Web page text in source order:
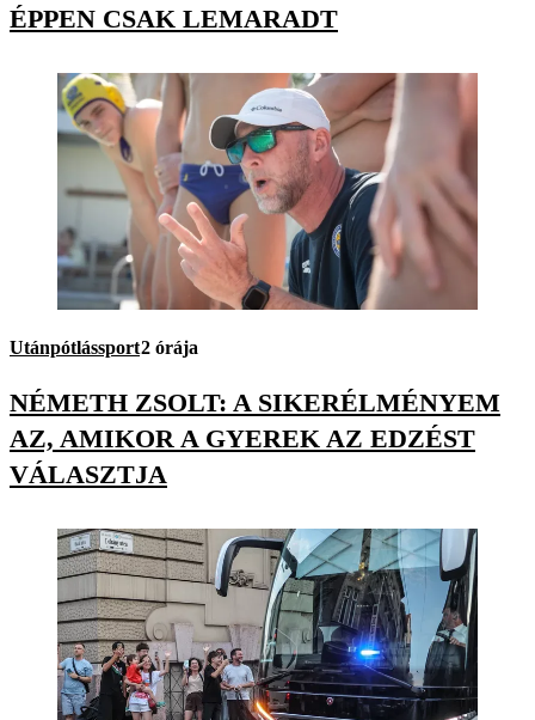
ÉPPEN CSAK LEMARADT
Utánpótlássport2 órája
NÉMETH ZSOLT: A SIKERÉLMÉNYEM
AZ, AMIKOR A GYEREK AZ EDZÉST
VÁLASZTJA